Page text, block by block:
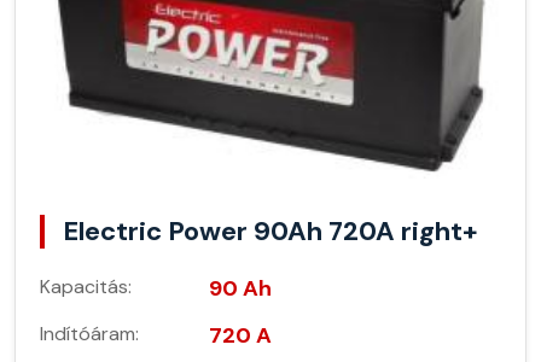
Electric Power 90Ah 720A right+
Kapacitás: 90 Ah
Indítóáram: 720 A